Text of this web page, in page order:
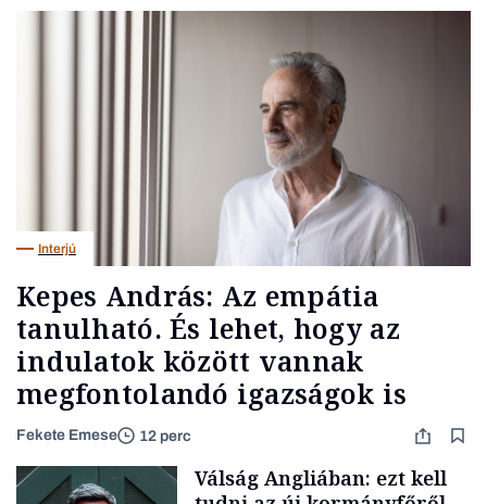
Interjú
Kepes András: Az empátia
tanulható. És lehet, hogy az
indulatok között vannak
megfontolandó igazságok is
Fekete Emese 12 perc
Válság Angliában: ezt kell